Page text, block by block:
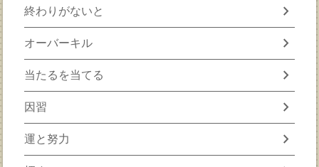
終わりがないと chevron_right
オーバーキル chevron_right
当たるを当てる chevron_right
因習 chevron_right
運と努力 chevron_right